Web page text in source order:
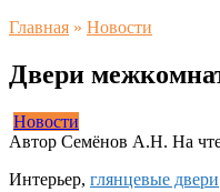
Главная » Новости
Двери
Новости
Автор Семёнов А.Н. На
Интерьер, глянцевые двери